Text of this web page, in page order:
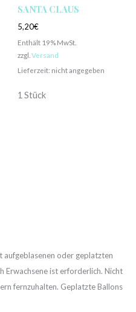
SANTA CLAUS
5,20€
Enthält 19% MwSt.
zzgl. Versand
Lieferzeit: nicht angegeben
1 Stück
aufgeblasenen oder geplatzten
Erwachsene ist erforderlich. Nicht
fernzuhalten. Geplatzte Ballons